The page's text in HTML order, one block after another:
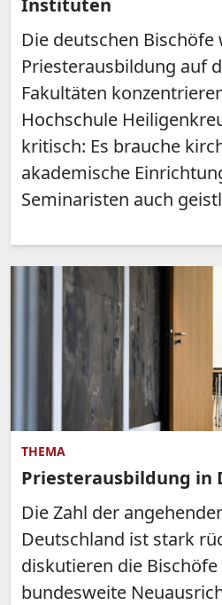
Instituten
Die deutschen
Priesterausbildung auf
Fakultäten
Hochschule
kritisch: Es brauche
akademische
Seminaristen auch
THEMA
Priesterausbildung in
Die Zahl der
Deutschland ist stark
diskutieren die
bundesweite